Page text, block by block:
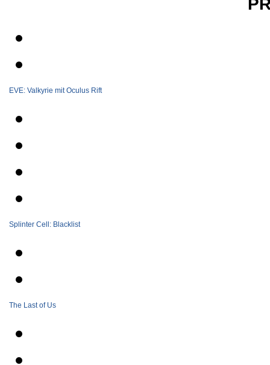
EVE: Valkyrie mit Oculus Rift
Splinter Cell: Blacklist
The Last of Us